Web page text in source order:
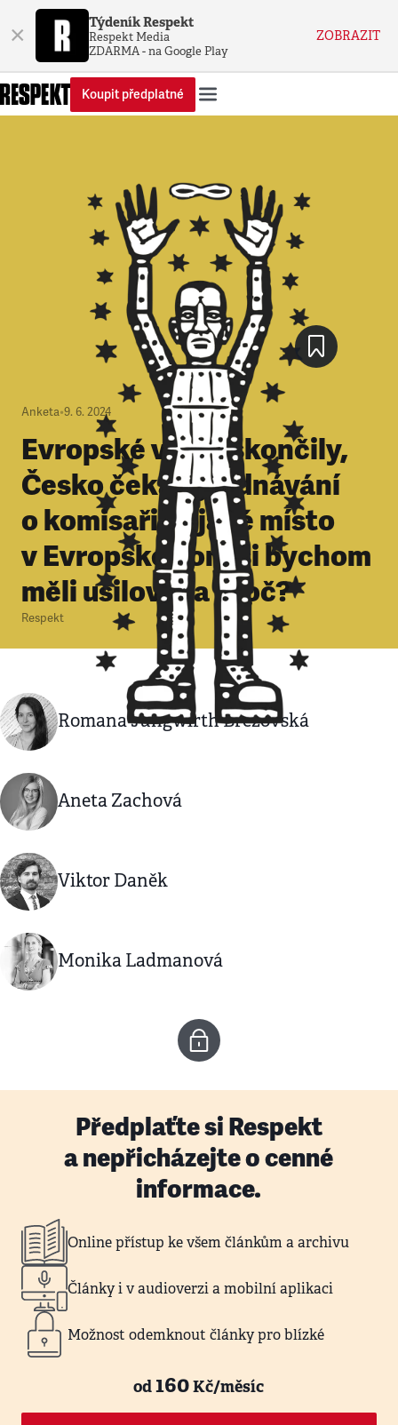
× Týdeník Respekt
Respekt Media
ZDARMA - na Google Play
ZOBRAZIT
Koupit předplatné
Anketa•9. 6. 2024
Evropské volby skončily,
Česko čeká vyjednávání
o komisaři. O jaké místo
v Evropské komisi bychom
měli usilovat a proč?
Respekt
Romana Jungwirth Březovská
Aneta Zachová
Viktor Daněk
Monika Ladmanová
Předplaťte si Respekt
a nepřicházejte o cenné
informace.
Online přístup ke všem článkům a archivu
Články i v audioverzi a mobilní aplikaci
Možnost odemknout články pro blízké
od160Kč/měsíc